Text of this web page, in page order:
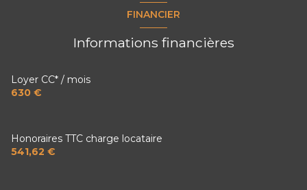
FINANCIER
Informations financières
Loyer CC* / mois
630 €
Honoraires TTC charge locataire
541,62 €